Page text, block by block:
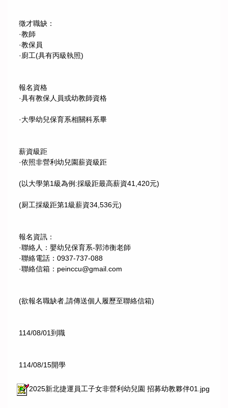
徵才職缺：
·教師
·教保員
·廚工(具有丙級執照)
報名資格
·具有教保人員或幼教師資格
·大學幼兒保育系相關科系畢
薪資級距
·依照非營利幼兒園薪資級距
(以大學第1級為例:採級距最高薪資41,420元)
(厨工採級距第1級薪資34,536元)
報名資訊：
·聯絡人：嬰幼兒保育系-郭沛衡老師
·聯絡電話：0937-737-088
·聯絡信箱：peinccu@gmail.com
(欲報名職缺者,請傳送個人履歷至聯絡信箱)
114/08/01到職
114/08/15開學
2025新北捷運員工子女非營利幼兒園 招募幼教夥伴01.jpg